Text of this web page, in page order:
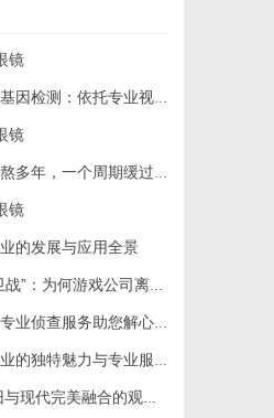
镜
光体系，打造青少年精准个体化控轴方案
镜
？老中医：一张辨证方对症，身体找回津液
镜
的发展与应用全景
何游戏公司离不开版权律师
侦查服务助您解心中疑惑
的独特魅力与专业服务
代完美融合的观影圣地